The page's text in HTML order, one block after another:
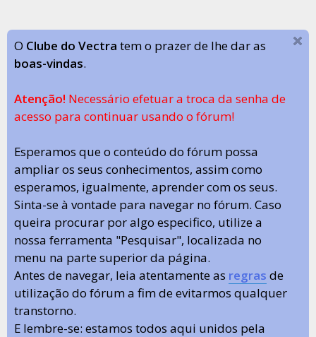
O Clube do Vectra tem o prazer de lhe dar as
boas-vindas.
Atenção! Necessário efetuar a troca da senha de
acesso para continuar usando o fórum!
Esperamos que o conteúdo do fórum possa
ampliar os seus conhecimentos, assim como
esperamos, igualmente, aprender com os seus.
Sinta-se à vontade para navegar no fórum. Caso
queira procurar por algo especifico, utilize a
nossa ferramenta "Pesquisar", localizada no
menu na parte superior da página.
Antes de navegar, leia atentamente as regras de
utilização do fórum a fim de evitarmos qualquer
transtorno.
E lembre-se: estamos todos aqui unidos pela